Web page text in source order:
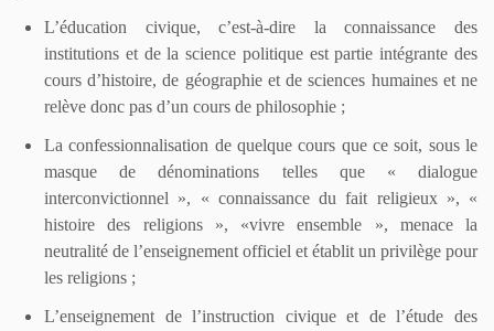
L’éducation civique, c’est-à-dire la connaissance des
institutions et de la science politique est partie intégrante des
cours d’histoire, de géographie et de sciences humaines et ne
relève donc pas d’un cours de philosophie ;
La confessionnalisation de quelque cours que ce soit, sous le
masque de dénominations telles que « dialogue
interconvictionnel », « connaissance du fait religieux », «
histoire des religions », «vivre ensemble », menace la
neutralité de l’enseignement officiel et établit un privilège pour
les religions ;
L’enseignement de l’instruction civique et de l’étude des